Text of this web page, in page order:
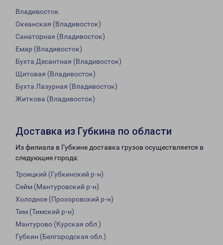
Владивосток
Океанская (Владивосток)
Санаторная (Владивосток)
Емар (Владивосток)
Бухта Десантная (Владивосток)
Щитовая (Владивосток)
Бухта Лазурная (Владивосток)
Житкова (Владивосток)
Доставка из Губкина по области
Из филиала в Губкине доставка грузов осуществляется в
следующие города:
Троицкий (Губкинский р-н)
Сейм (Мантуровский р-н)
Холодное (Прохоровский р-н)
Тим (Тимский р-н)
Мантурово (Курская обл.)
Губкин (Белгородская обл.)